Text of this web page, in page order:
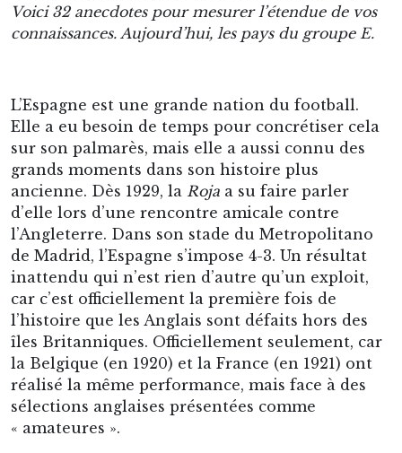
Voici 32 anecdotes pour mesurer l’étendue de vos
connaissances. Aujourd’hui, les pays du groupe E.
L’Espagne est une grande nation du football.
Elle a eu besoin de temps pour concrétiser cela
sur son palmarès, mais elle a aussi connu des
grands moments dans son histoire plus
ancienne. Dès 1929, la Roja a su faire parler
d’elle lors d’une rencontre amicale contre
l’Angleterre. Dans son stade du Metropolitano
de Madrid, l’Espagne s’impose 4-3. Un résultat
inattendu qui n’est rien d’autre qu’un exploit,
car c’est officiellement la première fois de
l’histoire que les Anglais sont défaits hors des
îles Britanniques. Officiellement seulement, car
la Belgique (en 1920) et la France (en 1921) ont
réalisé la même performance, mais face à des
sélections anglaises présentées comme
« amateures ».